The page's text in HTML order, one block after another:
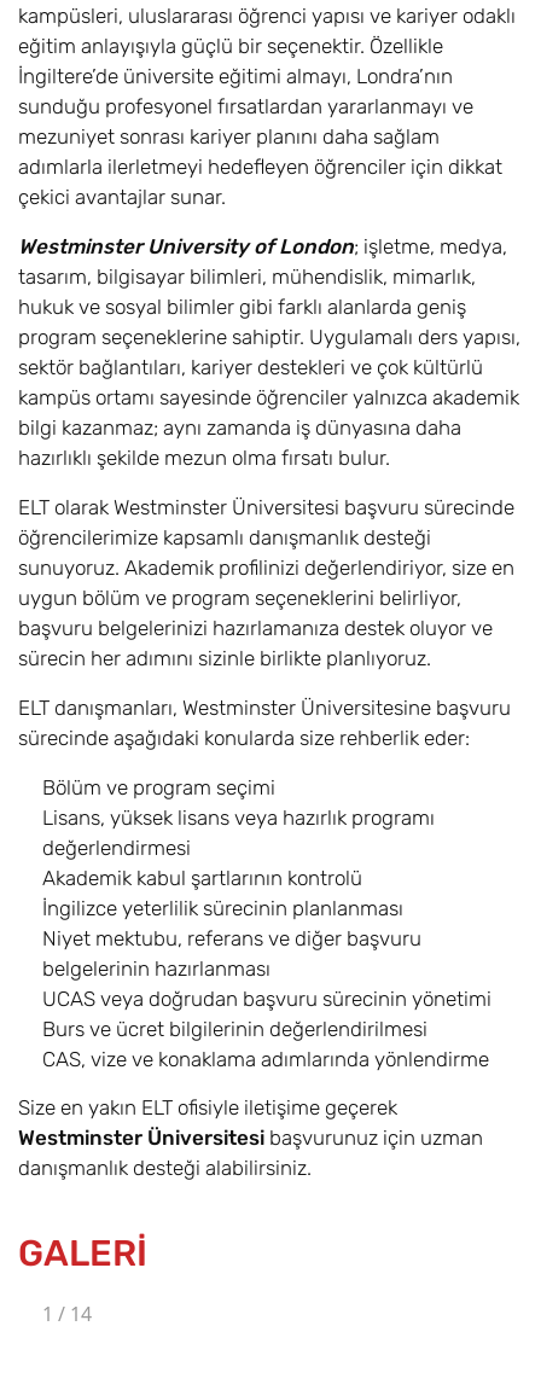
Grafik Tasarım /
Graphic Design BA
6,8 Eylül £17.600
Tarih ve Siyaset /
History and
Politics BA
6 Eylül £17.600
Tarih / History BA
İnsan Beslenmesi
/ Human Nutrition
6,8 Eylül £17.600
İllüstrasyon /
Illustration BA
6,8 Eylül £17.600
İç Mimarlık /
Architecture BA
6,8 Eylül
Uluslararası
İşletme /
International
Business BA
6,8 Eylül £17.600
Uluslararası İletişim
ve Uluslararası
International
Communication
and International
Business BA
6,8 Eylül £17.600
Uluslararası Etkinlik
Yönetimi /
International
Event
Management BA
Eylül
Yönetimi /
International Hotel
Management BA
Pazarlama /
Marketing BA
kampüsleri, uluslararası öğrenci yapısı ve kariyer odaklı
eğitim anlayışıyla güçlü bir seçenektir. Özellikle
İngiltere’de üniversite eğitimi almayı, Londra’nın
sunduğu profesyonel fırsatlardan yararlanmayı ve
mezuniyet sonrası kariyer planını daha sağlam
adımlarla ilerletmeyi hedefleyen öğrenciler için dikkat
çekici avantajlar sunar.
Westminster University of London; işletme, medya,
tasarım, bilgisayar bilimleri, mühendislik, mimarlık,
hukuk ve sosyal bilimler gibi farklı alanlarda geniş
program seçeneklerine sahiptir. Uygulamalı ders yapısı,
sektör bağlantıları, kariyer destekleri ve çok kültürlü
kampüs ortamı sayesinde öğrenciler yalnızca akademik
bilgi kazanmaz; aynı zamanda iş dünyasına daha
hazırlıklı şekilde mezun olma fırsatı bulur.
ELT olarak Westminster Üniversitesi başvuru sürecinde
öğrencilerimize kapsamlı danışmanlık desteği
sunuyoruz. Akademik profilinizi değerlendiriyor, size en
uygun bölüm ve program seçeneklerini belirliyor,
başvuru belgelerinizi hazırlamanıza destek oluyor ve
sürecin her adımını sizinle birlikte planlıyoruz.
ELT danışmanları, Westminster Üniversitesine başvuru
sürecinde aşağıdaki konularda size rehberlik eder:
Bölüm ve program seçimi
Lisans, yüksek lisans veya hazırlık programı
değerlendirmesi
Akademik kabul şartlarının kontrolü
İngilizce yeterlilik sürecinin planlanması
Niyet mektubu, referans ve diğer başvuru
belgelerinin hazırlanması
UCAS veya doğrudan başvuru sürecinin yönetimi
Burs ve ücret bilgilerinin değerlendirilmesi
CAS, vize ve konaklama adımlarında yönlendirme
Size en yakın ELT ofisiyle iletişime geçerek
Westminster Üniversitesi başvurunuz için uzman
danışmanlık desteği alabilirsiniz.
GALERİ
1 / 14